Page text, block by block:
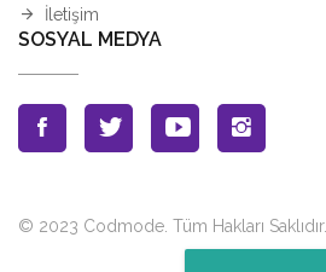
İletişim
SOSYAL MEDYA
© 2023 Codmode. Tüm Hakları Saklıdır.